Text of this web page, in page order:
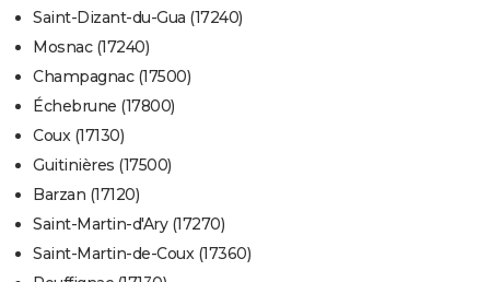
Saint-Dizant-du-Gua (17240)
Mosnac (17240)
Champagnac (17500)
Échebrune (17800)
Coux (17130)
Guitinières (17500)
Barzan (17120)
Saint-Martin-d'Ary (17270)
Saint-Martin-de-Coux (17360)